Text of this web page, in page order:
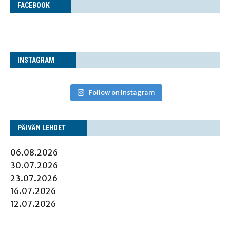
FACE­BOOK
INS­TA­GRAM
Follow on Instagram
PÄI­VÄN LEHDET
06.08.2026
30.07.2026
23.07.2026
16.07.2026
12.07.2026